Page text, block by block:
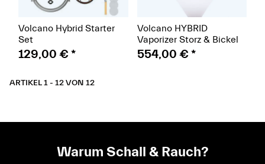
Volcano Hybrid Starter
Set
129,00 € *
Volcano HYBRID
Vaporizer Storz & Bickel
554,00 € *
ARTIKEL 1 - 12 VON 12
Warum Schall & Rauch?